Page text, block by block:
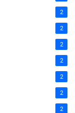
2
2
2
2
2
2
2